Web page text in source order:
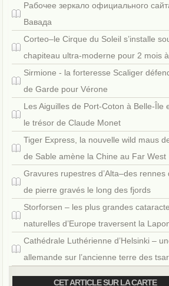
Рабочее зеркало официального
Вавада
Corteo–le Cirque du Soleil s’installe
chapiteau ultra-moderne pour 2 mois
Sirmione - la forteresse Scaliger
de Garde pour Vérone
Les Aiguilles de Port-Coton à Belle-Île
le trésor de Claude Monet
Tiger Express, la nouvelle wild maus
de Sable amène la Chine au Far West
Gravures rupestres d’Alta–des rennes
de pierre gravés le long des fjords
Storforsen – les plus grandes
naturelles d’Europe traversent la
Cathédrale Luthérienne d’Helsinki –
allemande sur l’ancienne terre des
CET ARTICLE SUR LA CARTE